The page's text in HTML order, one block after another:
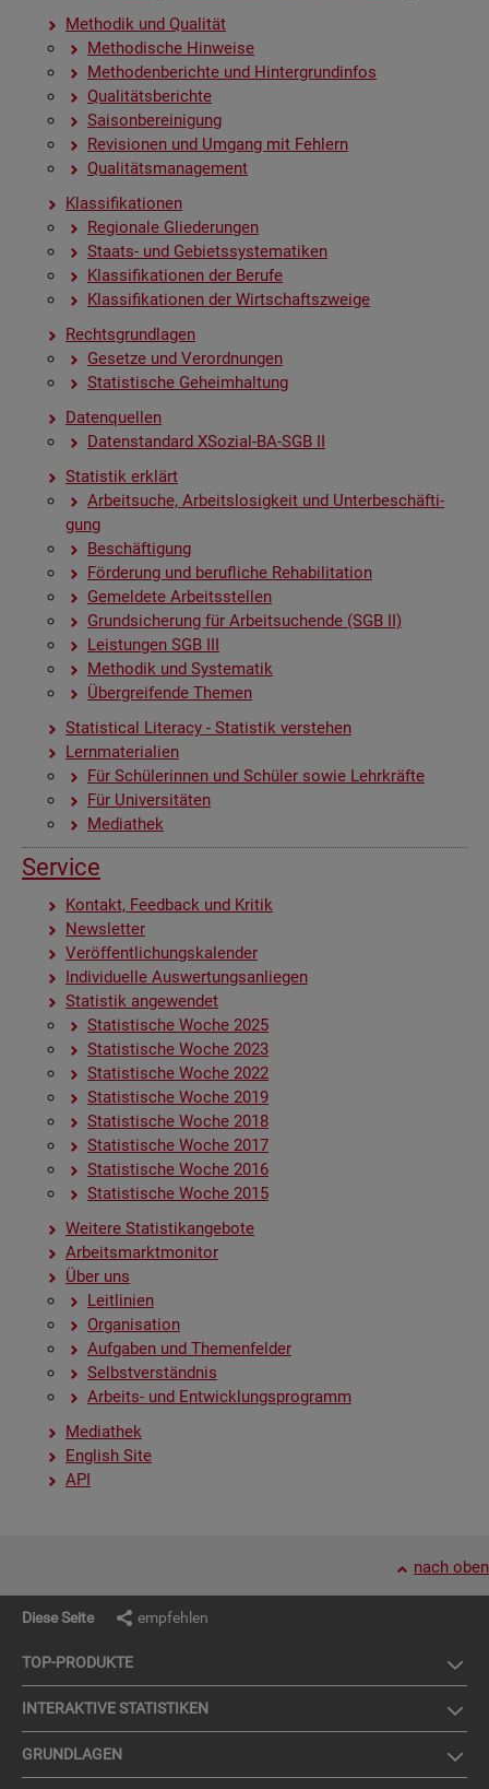
Me­tho­dik und Qua­li­tät
Me­tho­di­sche Hin­wei­se
Me­tho­den­be­rich­te und Hin­ter­grund­in­fos
Qua­li­täts­be­rich­te
Sai­son­be­rei­ni­gung
Re­vi­sio­nen und Um­gang mit Feh­lern
Qua­li­täts­ma­nage­ment
Klas­si­fi­ka­tio­nen
Re­gio­na­le Glie­de­run­gen
Staats- und Ge­biets­sys­te­ma­ti­ken
Klas­si­fi­ka­tio­nen der Be­ru­fe
Klas­si­fi­ka­tio­nen der Wirt­schafts­zwei­ge
Rechts­grund­la­gen
Ge­set­ze und Ver­ord­nun­gen
Sta­tis­ti­sche Ge­heim­hal­tung
Da­ten­quel­len
Da­ten­stan­dard XSo­zi­al-BA-SGB II
Sta­tis­tik er­klärt
Ar­beit­su­che, Ar­beits­lo­sig­keit und Un­ter­be­schäf­ti­
gung
Be­schäf­ti­gung
För­de­rung und be­ruf­li­che Re­ha­bi­li­ta­ti­on
Ge­mel­de­te Ar­beits­stel­len
Grund­si­che­rung für Ar­beit­su­chen­de (SGB II)
Leis­tun­gen SGB III
Me­tho­dik und Sys­te­ma­tik
Über­grei­fen­de The­men
Sta­ti­s­ti­cal Li­te­r­acy - Sta­tis­tik ver­ste­hen
Lern­ma­te­ria­li­en
Für Schü­le­rin­nen und Schü­ler sowie Lehr­kräf­te
Für Uni­ver­si­tä­ten
Me­dia­thek
Ser­vice
Kon­takt, Feed­back und Kri­tik
News­let­ter
Ver­öf­fent­li­chungs­ka­len­der
In­di­vi­du­el­le Aus­wer­tungs­an­lie­gen
Sta­tis­tik an­ge­wen­det
Sta­tis­ti­sche Woche 2025
Sta­tis­ti­sche Woche 2023
Sta­tis­ti­sche Woche 2022
Sta­tis­ti­sche Woche 2019
Sta­tis­ti­sche Woche 2018
Sta­tis­ti­sche Woche 2017
Sta­tis­ti­sche Woche 2016
Sta­tis­ti­sche Woche 2015
Wei­te­re Sta­tis­tik­an­ge­bo­te
Ar­beits­markt­mo­ni­tor
Über uns
Leit­li­ni­en
Or­ga­ni­sa­ti­on
Auf­ga­ben und The­men­fel­der
Selbst­ver­ständ­nis
Ar­beits- und Ent­wick­lungs­pro­gramm
Me­dia­thek
English Site
API
nach oben
Diese Seite empfehlen
TOP-PRO­DUK­TE
IN­TER­AK­TI­VE STA­TIS­TI­KEN
GRUND­LA­GEN